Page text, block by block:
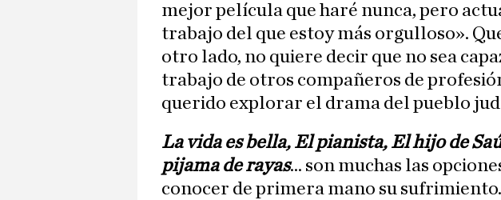
mejor película que haré nunca, pero
trabajo del que estoy más orgulloso».
otro lado, no quiere decir que no sea
trabajo de otros compañeros de
querido explorar el drama del pueblo
La vida es bella, El pianista, El hijo de
pijama de rayas... son muchas las
conocer de primera mano su